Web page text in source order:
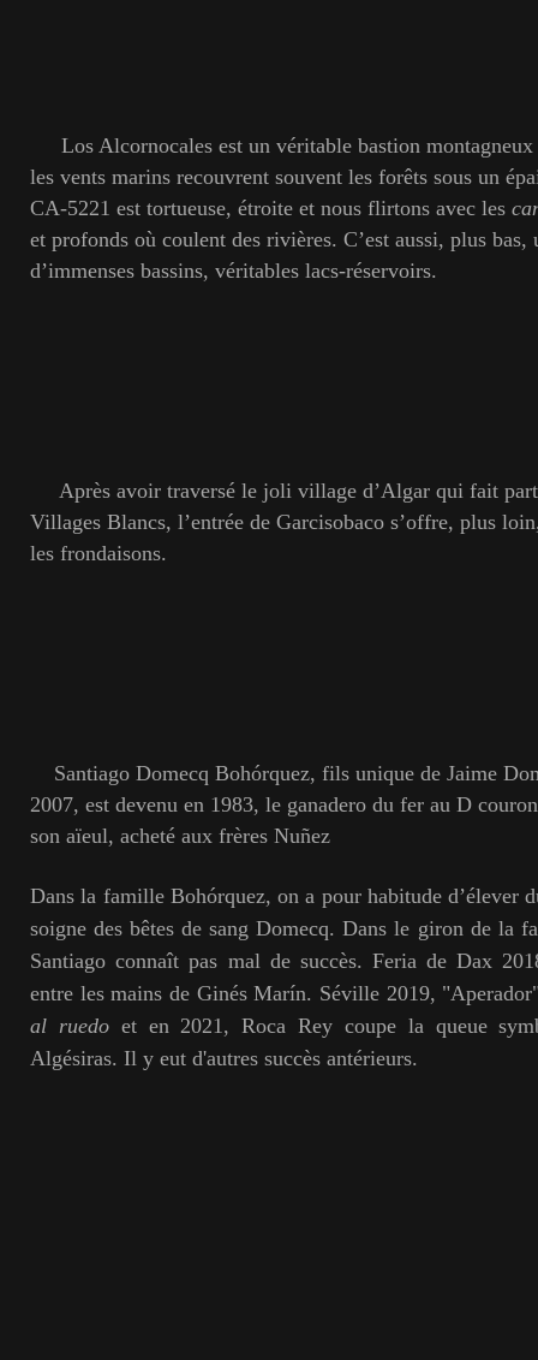
Los Alcornocales est un véritable bastion
les vents marins recouvrent souvent les forêts sous un
CA-5221 est tortueuse, étroite et nous flirtons avec les
et profonds où coulent des rivières. C’est aussi, plus bas,
d’immenses bassins, véritables lacs-réservoirs.
Après avoir traversé le joli village d’Algar qui fait
Villages Blancs, l’entrée de Garcisobaco s’offre, plus
les frondaisons.
Santiago Domecq Bohórquez, fils unique de Jaime
2007, est devenu en 1983, le ganadero du fer au D
son aïeul, acheté aux frères Nuñez
Dans la famille Bohórquez, on a pour habitude d’élever
soigne des bêtes de sang Domecq. Dans le giron de la
Santiago connaît pas mal de succès. Feria de Dax
entre les mains de Ginés Marín. Séville 2019,
al ruedoet en 2021, Roca Rey coupe la queue
Algésiras. Il y eut d'autres succès antérieurs.